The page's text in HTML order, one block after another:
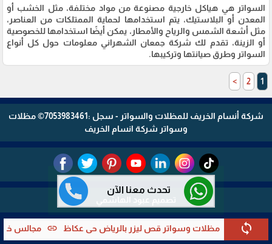
تحدث معنا الآن
sync
مظلات وسواتر قص ليزر بالرياض حي عكاظ link مجالس خارجية
السواتر هي هياكل خارجية مصنوعة من مواد مختلفة، مثل الخشب أو
المعدن أو البلاستيك، يتم استخدامها لحماية الممتلكات من العناصر،
مثل أشعة الشمس والرياح والأمطار، يمكن أيضًا استخدامها للخصوصية
أو الزينة، تقدم لك شركة جمعان الشهراني معلومات حول كل أنواع
السواتر وطرق صيانتها وتركيبها.
1
2
>
شركة أنسام الخريف للمظلات والسواتر - سجل :7053983461© مظلات
وسواتر شركة انسام الخريف
تصميم عبود الهاشمي